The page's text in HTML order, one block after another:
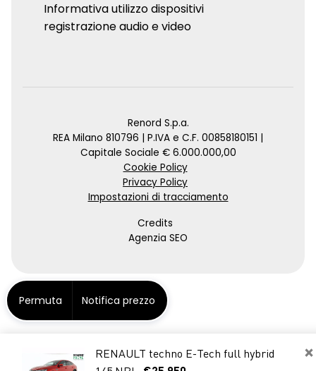
×
RENAULT techno E-Tech full hybrid
Informativa utilizzo dispositivi
registrazione audio e video
Renord S.p.a.
REA Milano 810796 | P.IVA e C.F. 00858180151 |
Capitale Sociale € 6.000.000,00
Cookie Policy
Privacy Policy
Impostazioni di tracciamento
Credits
Agenzia SEO
Permuta Notifica prezzo